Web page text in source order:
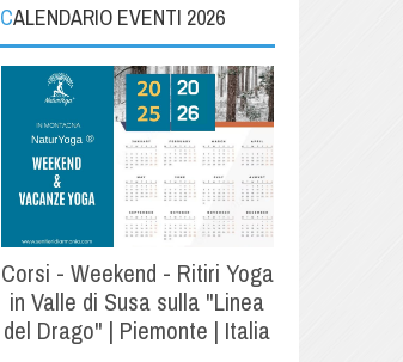
CALENDARIO EVENTI 2026
Corsi - Weekend - Ritiri Yoga
in Valle di Susa sulla "Linea
del Drago" | Piemonte | Italia